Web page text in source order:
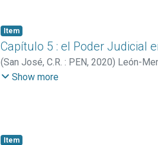
Item
Capítulo 5 : el Poder Judicial
(San José, C.R. : PEN, 2020) León-
Nación
Show more
Item